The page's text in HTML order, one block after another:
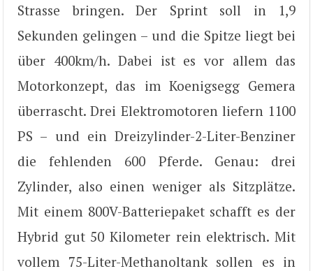
Strasse bringen. Der Sprint soll in 1,9
Sekunden gelingen – und die Spitze liegt bei
über 400km/h. Dabei ist es vor allem das
Motorkonzept, das im Koenigsegg Gemera
überrascht. Drei Elektromotoren liefern 1100
PS – und ein Dreizylinder-2-Liter-Benziner
die fehlenden 600 Pferde. Genau: drei
Zylinder, also einen weniger als Sitzplätze.
Mit einem 800V-Batteriepaket schafft es der
Hybrid gut 50 Kilometer rein elektrisch. Mit
vollem 75-Liter-Methanoltank sollen es in